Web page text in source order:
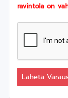
ravintola on
Lähetä